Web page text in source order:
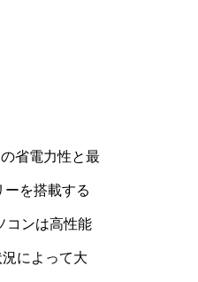
省電力性と最
を搭載する
コンは高性能
によって大